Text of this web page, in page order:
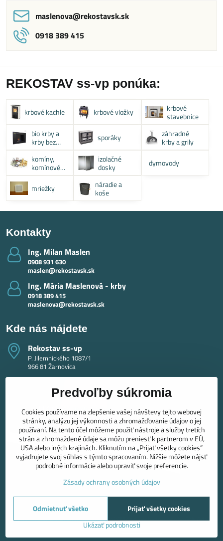
maslenova​@rekostavsk​.sk
0918 389 415
REKOSTAV ss-vp ponúka:
krbové kachle krbové vložky
krbové
stavebnice
bio krby a
krby bez
komína
sporáky
záhradné
krby a grily
komíny,
komínové
systémy
izolačné
dosky
dymovody
mriežky
náradie a
koše
Kontakty
Ing​. Milan Maslen
0908 931 630
maslen@rekostavsk.sk
Ing​. Mária Maslenová - krby
0918 389 415
maslenova@rekostavsk.sk
Kde nás nájdete
Rekostav ss-vp
P. Jilemnického 1087/1
966 81 Žarnovica
©2026CopyrightPredvoľby súkromiaZásady ochrany osobných údajov
Vytvorené pomocou:BiznisWeb.sk
Predvoľby súkromia
Cookies používame na zlepšenie vašej návštevy tejto webovej
stránky, analýzu jej výkonnosti a zhromažďovanie údajov o jej
používaní. Na tento účel môžeme použiť nástroje a služby tretích
strán a zhromaždené údaje sa môžu preniesť k partnerom v EÚ,
USA alebo iných krajinách. Kliknutím na „Prijať všetky cookies“
vyjadrujete svoj súhlas s týmto spracovaním. Nižšie môžete nájsť
podrobné informácie alebo upraviť svoje preferencie.
Zásady ochrany osobných údajov
Ukázať podrobnosti
Prijať všetky cookies
Odmietnuť všetko